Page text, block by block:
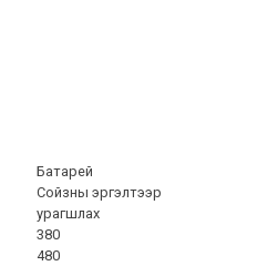
Батарей
Сойзны эргэлтээр
урагшлах
380
480